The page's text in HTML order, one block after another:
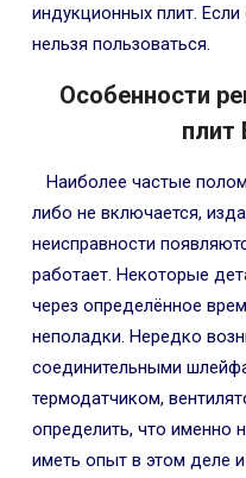
индукционных плит.
нельзя пользоваться.
Особенности
плит
Наиболее частые
либо не включается,
неисправности
работает. Некоторые
через определённое
неполадки. Нередко
соединительными
термодатчиком,
определить, что именно
иметь опыт в этом деле